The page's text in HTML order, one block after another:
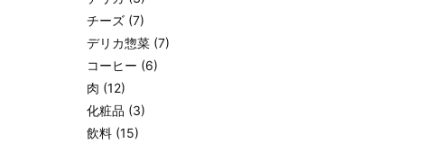
チーズ (7)
デリカ惣菜 (7)
コーヒー (6)
肉 (12)
化粧品 (3)
飲料 (15)